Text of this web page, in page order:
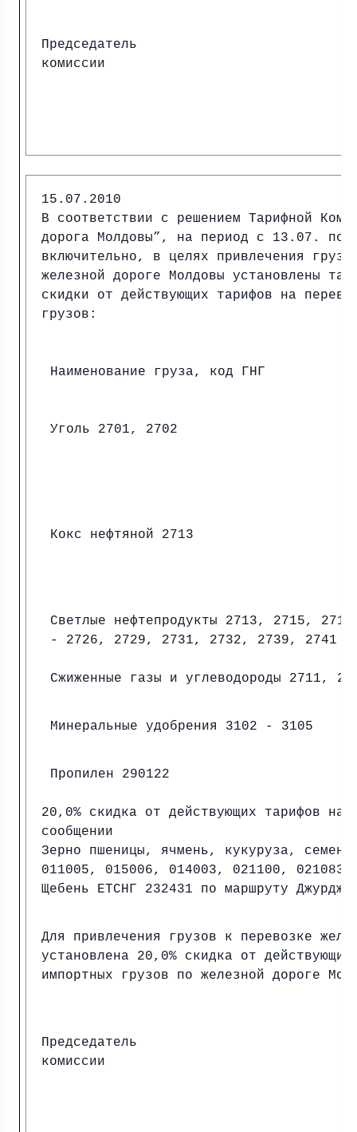
Председатель
комиссии
15.07.2010
В соответствии с решением Тарифной
дорога Молдовы”, на период с 13.07. по
включительно, в целях привлечения
железной дороге Молдовы установлены
скидки от действующих тарифов на
грузов:
Наименование груза, код ГНГ
Уголь 2701, 2702
Кокс нефтяной 2713
Светлые нефтепродукты 2713, 2715,
- 2726, 2729, 2731, 2732, 2739, 2741 -
Сжиженные газы и углеводороды 2711,
Минеральные удобрения 3102 - 3105
Пропилен 290122
20,0% скидка от действующих тарифов на
сообщении
Зерно пшеницы, ячмень, кукуруза,
011005, 015006, 014003, 021100, 021083,
Щебень ЕТСНГ 232431 по маршруту
Для привлечения грузов к перевозке
установлена 20,0% скидка от
импортных грузов по железной дороге
Председатель
комиссии